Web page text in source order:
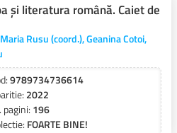
şi literatura română. Caiet de
Rusu (coord.), Geanina Cotoi,
9789734736614
2022
pagini: 196
FOARTE BINE!